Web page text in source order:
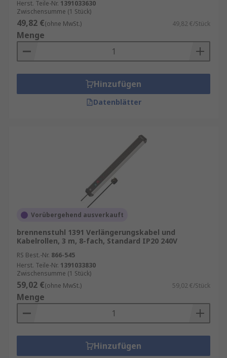
Herst. Teile-Nr. 1391033630
Zwischensumme (1 Stück)
49,82 €(ohne MwSt.) 49,82 €/Stück
Menge
Hinzufügen
Datenblätter
Vorübergehend ausverkauft
brennenstuhl 1391 Verlängerungskabel und
Kabelrollen, 3 m, 8-fach, Standard IP20 240V
RS Best.-Nr. 866-545
Herst. Teile-Nr. 1391033830
Zwischensumme (1 Stück)
59,02 €(ohne MwSt.) 59,02 €/Stück
Menge
Hinzufügen